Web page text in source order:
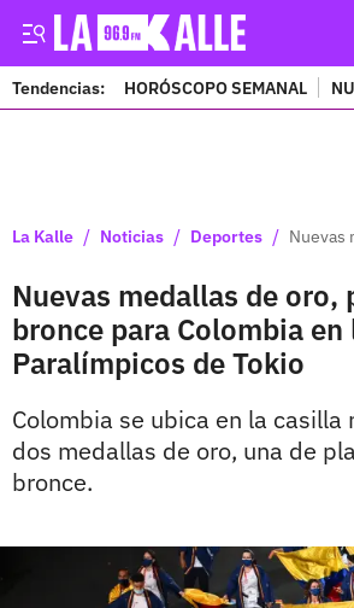
Tendencias: HORÓSCOPO SEMANAL
La Kalle / Noticias / Deportes / Nuevas
Nuevas medallas de oro,
bronce para Colombia en
Paralímpicos de Tokio
Colombia se ubica en la casilla
dos medallas de oro, una de
bronce.